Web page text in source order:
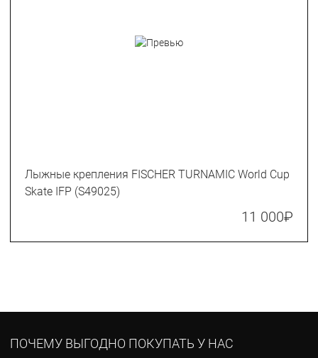
Лыжные крепления FISCHER TURNAMIC World Cup
Skate IFP (S49025)
11 000₽
ПОЧЕМУ ВЫГОДНО ПОКУПАТЬ У НАС